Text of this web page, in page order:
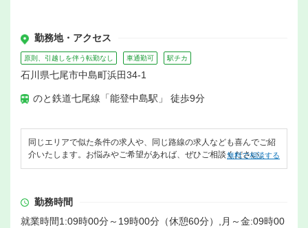
勤務地・アクセス
原則、引越しを伴う転勤なし 車通勤可 駅チカ
石川県七尾市中島町浜田34-1
のと鉄道七尾線「能登中島駅」 徒歩9分
同じエリアで似た条件の求人や、同じ路線の求人なども喜んでご紹
介いたします。お悩みやご希望があれば、ぜひご相談ください。
無料で相談する
勤務時間
就業時間1:09時00分～19時00分（休憩60分）,月～金:09時00